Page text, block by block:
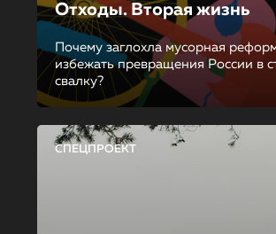
Отходы. Вторая жизнь
Почему заглохла мусорная
избежать превращения России в
свалку?
СПЕЦПРОЕКТ